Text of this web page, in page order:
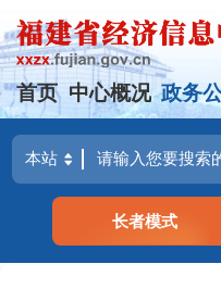
首页 中心概况 政务
长者模式